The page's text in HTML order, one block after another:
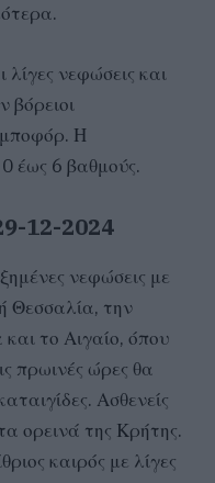
νεφώσεις και
βόρειοι
μποφόρ. Η
έως 6 βαθμούς.
12-2024
νεφώσεις με
Θεσσαλία, την
το Αιγαίο, όπου
πρωινές ώρες θα
Ασθενείς
ορεινά της Κρήτης.
καιρός με λίγες